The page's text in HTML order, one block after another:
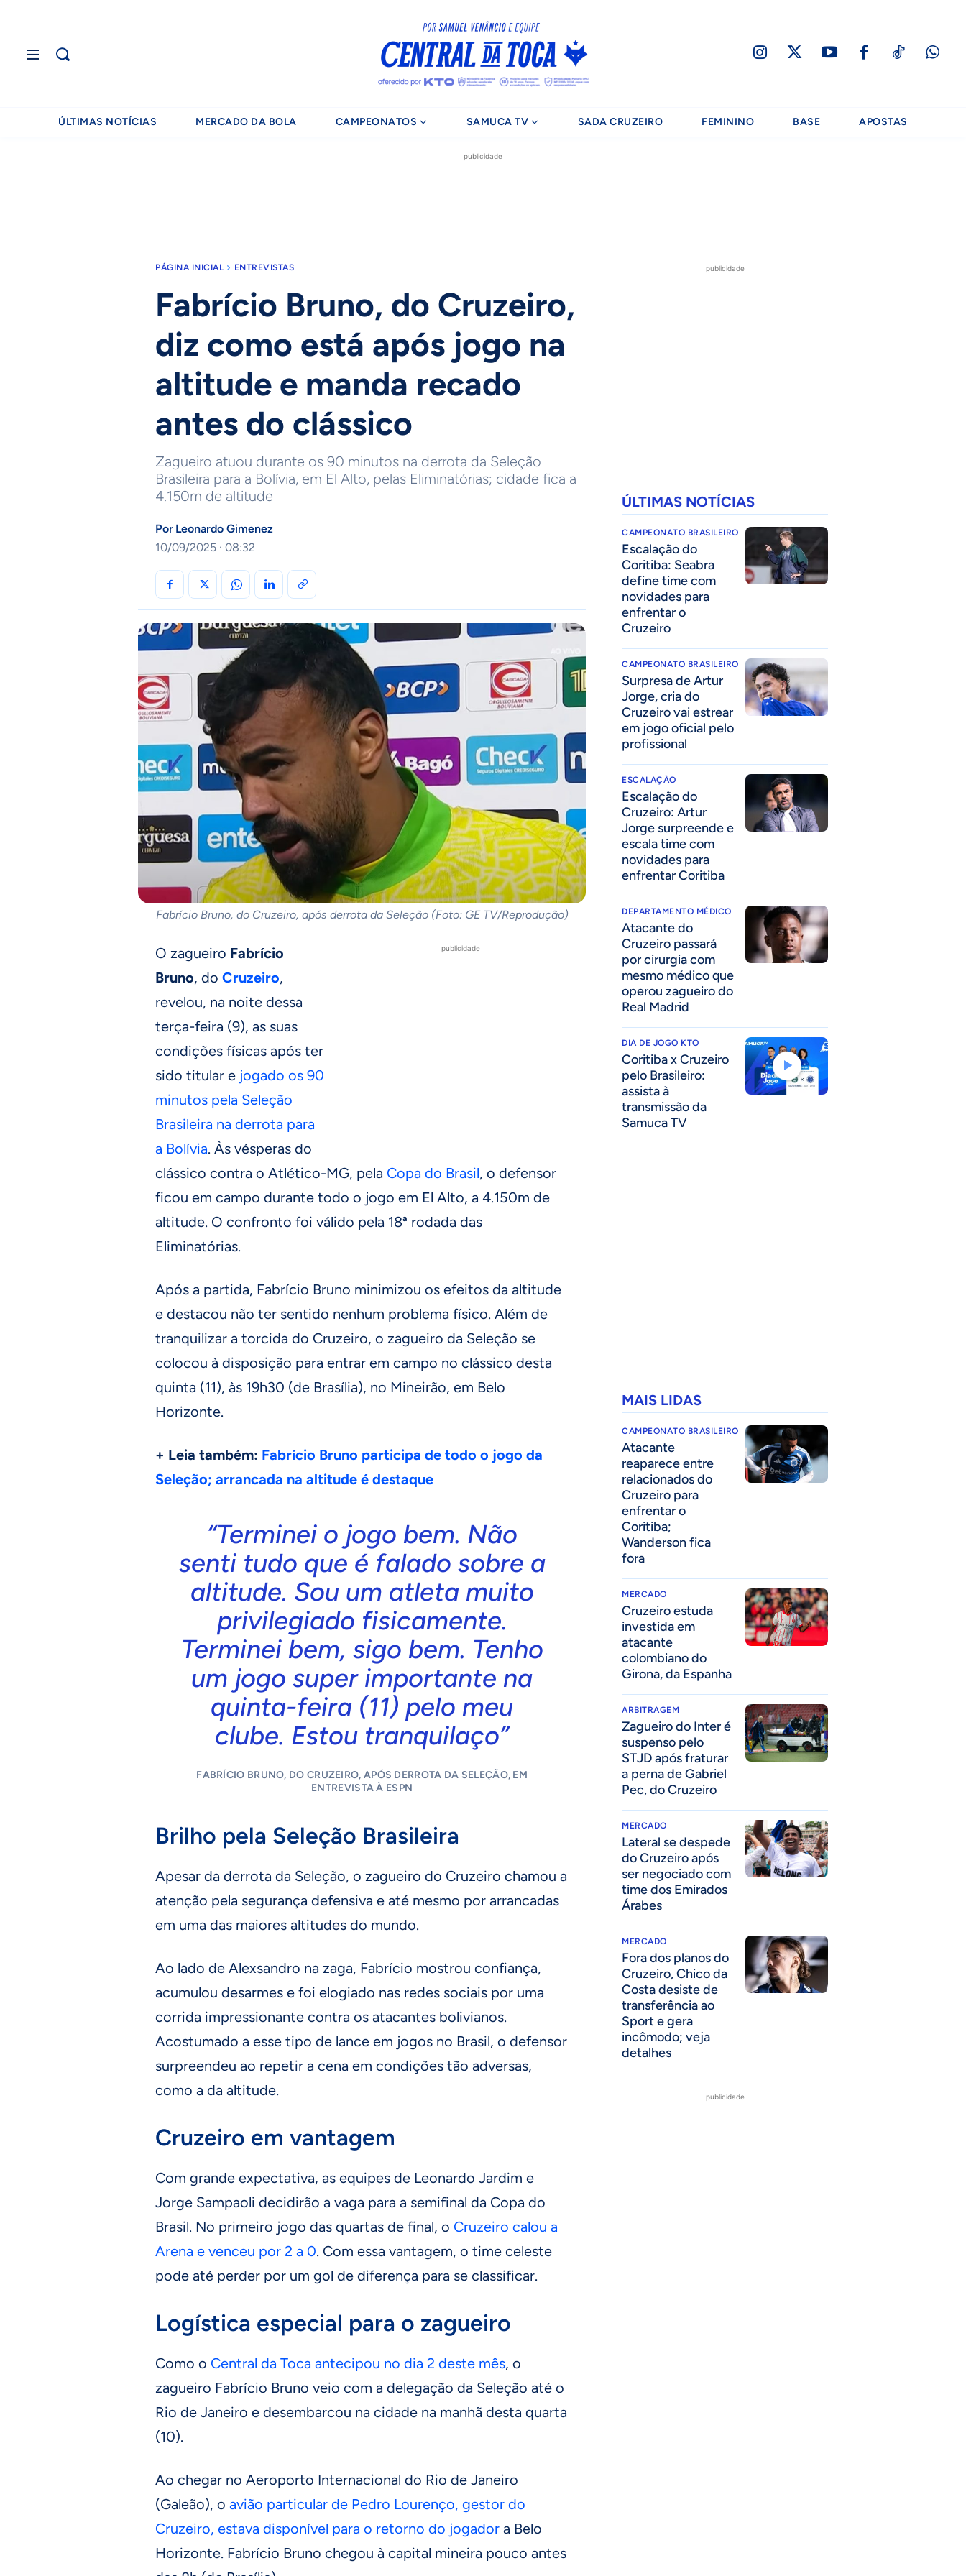
ÚLTIMAS NOTÍCIAS MERCADO DA BOLA CAMPEONATOS SAMUCA TV SADA CRUZEIRO FEMININO BASE APOSTAS
publicidade
PÁGINA INICIAL ENTREVISTAS
Fabrício Bruno, do Cruzeiro,
diz como está após jogo na
altitude e manda recado
antes do clássico
Zagueiro atuou durante os 90 minutos na derrota da Seleção
Brasileira para a Bolívia, em El Alto, pelas Eliminatórias; cidade fica a
4.150m de altitude
Por Leonardo Gimenez
10/09/2025 · 08:32
Fabrício Bruno, do Cruzeiro, após derrota da Seleção (Foto: GE TV/Reprodução)
publicidade
O zagueiro Fabrício
Bruno, do Cruzeiro,
revelou, na noite dessa
terça-feira (9), as suas
condições físicas após ter
sido titular e jogado os 90
minutos pela Seleção
Brasileira na derrota para
a Bolívia. Às vésperas do
clássico contra o Atlético-MG, pela Copa do Brasil, o defensor
ficou em campo durante todo o jogo em El Alto, a 4.150m de
altitude. O confronto foi válido pela 18ª rodada das
Eliminatórias.
Após a partida, Fabrício Bruno minimizou os efeitos da altitude
e destacou não ter sentido nenhum problema físico. Além de
tranquilizar a torcida do Cruzeiro, o zagueiro da Seleção se
colocou à disposição para entrar em campo no clássico desta
quinta (11), às 19h30 (de Brasília), no Mineirão, em Belo
Horizonte.
+ Leia também: Fabrício Bruno participa de todo o jogo da
Seleção; arrancada na altitude é destaque
“Terminei o jogo bem. Não
senti tudo que é falado sobre a
altitude. Sou um atleta muito
privilegiado fisicamente.
Terminei bem, sigo bem. Tenho
um jogo super importante na
quinta-feira (11) pelo meu
clube. Estou tranquilaço”
FABRÍCIO BRUNO, DO CRUZEIRO, APÓS DERROTA DA SELEÇÃO, EM
ENTREVISTA À ESPN
Brilho pela Seleção Brasileira
Apesar da derrota da Seleção, o zagueiro do Cruzeiro chamou a
atenção pela segurança defensiva e até mesmo por arrancadas
em uma das maiores altitudes do mundo.
Ao lado de Alexsandro na zaga, Fabrício mostrou confiança,
acumulou desarmes e foi elogiado nas redes sociais por uma
corrida impressionante contra os atacantes bolivianos.
Acostumado a esse tipo de lance em jogos no Brasil, o defensor
surpreendeu ao repetir a cena em condições tão adversas,
como a da altitude.
Cruzeiro em vantagem
Com grande expectativa, as equipes de Leonardo Jardim e
Jorge Sampaoli decidirão a vaga para a semifinal da Copa do
Brasil. No primeiro jogo das quartas de final, o Cruzeiro calou a
Arena e venceu por 2 a 0. Com essa vantagem, o time celeste
pode até perder por um gol de diferença para se classificar.
Logística especial para o zagueiro
Como o Central da Toca antecipou no dia 2 deste mês, o
zagueiro Fabrício Bruno veio com a delegação da Seleção até o
Rio de Janeiro e desembarcou na cidade na manhã desta quarta
(10).
Ao chegar no Aeroporto Internacional do Rio de Janeiro
(Galeão), o avião particular de Pedro Lourenço, gestor do
Cruzeiro, estava disponível para o retorno do jogador a Belo
Horizonte. Fabrício Bruno chegou à capital mineira pouco antes
publicidade
ÚLTIMAS NOTÍCIAS
CAMPEONATO BRASILEIRO
Escalação do
Coritiba: Seabra
define time com
novidades para
enfrentar o
Cruzeiro
CAMPEONATO BRASILEIRO
Surpresa de Artur
Jorge, cria do
Cruzeiro vai estrear
em jogo oficial pelo
profissional
ESCALAÇÃO
Escalação do
Cruzeiro: Artur
Jorge surpreende e
escala time com
novidades para
enfrentar Coritiba
DEPARTAMENTO MÉDICO
Atacante do
Cruzeiro passará
por cirurgia com
mesmo médico que
operou zagueiro do
Real Madrid
DIA DE JOGO KTO
Coritiba x Cruzeiro
pelo Brasileiro:
assista à
transmissão da
Samuca TV
MAIS LIDAS
CAMPEONATO BRASILEIRO
Atacante
reaparece entre
relacionados do
Cruzeiro para
enfrentar o
Coritiba;
Wanderson fica
fora
MERCADO
Cruzeiro estuda
investida em
atacante
colombiano do
Girona, da Espanha
ARBITRAGEM
Zagueiro do Inter é
suspenso pelo
STJD após fraturar
a perna de Gabriel
Pec, do Cruzeiro
MERCADO
Lateral se despede
do Cruzeiro após
ser negociado com
time dos Emirados
Árabes
MERCADO
Fora dos planos do
Cruzeiro, Chico da
Costa desiste de
transferência ao
Sport e gera
incômodo; veja
detalhes
publicidade